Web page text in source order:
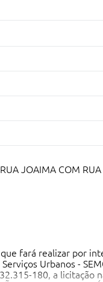
JOAIMA COM
fará realizar por
Urbanos -
180, a licitação